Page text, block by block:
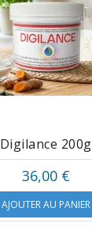
Digilance 200g
36,00 €
AJOUTER AU PANIER